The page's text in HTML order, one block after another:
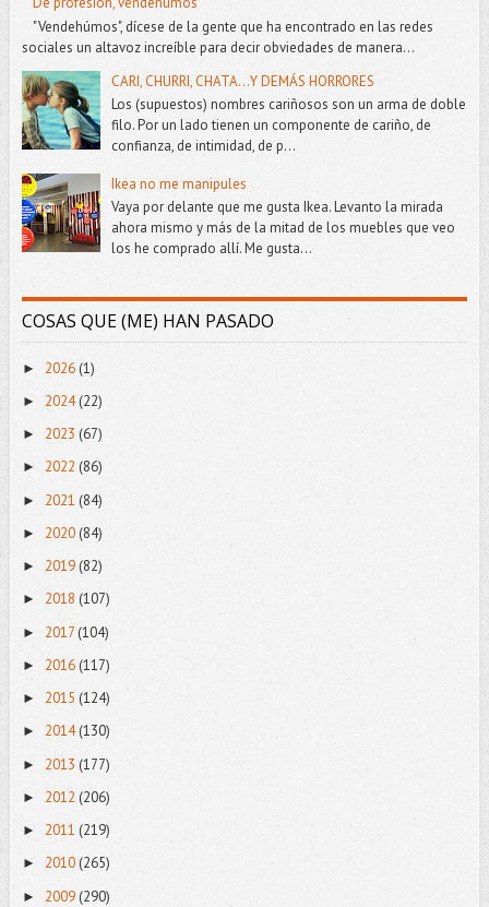
"Vendehúmos", dícese de la gente que ha encontrado en las redes
sociales un altavoz increíble para decir obviedades de manera...
CARI, CHURRI, CHATA...Y DEMÁS HORRORES
Los (supuestos) nombres cariñosos son un arma de doble
filo. Por un lado tienen un componente de cariño, de
confianza, de intimidad, de p...
Ikea no me manipules
Vaya por delante que me gusta Ikea. Levanto la mirada
ahora mismo y más de la mitad de los muebles que veo
los he comprado allí. Me gusta...
COSAS QUE (ME) HAN PASADO
► 2026(1)
► 2024(22)
► 2023 (67)
► 2022 (86)
► 2021 (84)
► 2020(84)
► 2019 (82)
► 2018 (107)
► 2017(104)
► 2016(117)
► 2015 (124)
► 2014(130)
► 2013 (177)
► 2012 (206)
► 2011 (219)
► 2010(265)
► 2009 (290)